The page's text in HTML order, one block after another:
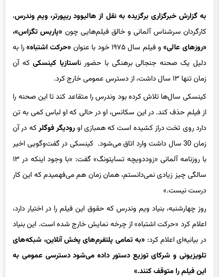
به گزارش خبرگزاری برگزیده به نقل از هالیوود ریپورتر، ویم وندرس،
کارگردان سرشناس آلمانی و خالق فیلم‌هایی چون«پاریس تگزاس»،
«روزهای عالی»و فیلم سال ۱۹۷۵ خود با عنوان «حرکت اشتباه»را به
دلیل یک صحنه جنجالی برهنگی با حضور ناستازیا کینسکی
زمان تنها ۱۳ سال داشت، از دسترس عمومی خارج کرد.
کینسکی سال‌ها تلاش کرده بود وندرس را متقاعد کند تا این صحنه را
از فیلم حذف کند. در این سکانس، او در حالی که او لباس کمی به تن
دارد روی تخت دراز کشیده است که همبازی اورودیگر فوگلرکه در آن
زمان 30 سال داشت وارد اتاق می‌شود. کینسکی در گفت‌وگویی اخیر
با روزنامه آلمانی «زوددویچه تسایتونگ» گفت: «با وجود اینکه در ۱۳
سالگی چیز زیادی نمی‌دانستم، همان زمان هم می‌فهمیدم که این کار
درست نیست.»
روز چهارشنبه، بنیاد ویم وندرس که حقوق این فیلم را در اختیار دارد،
اعلام کرد «حرکت اشتباه» از چرخه نمایش خارج شده است. این بنیاد
در بیانیه‌ای اعلام کرد:«به تمامی پلتفرم‌های پخش آنلاین، شبکه‌های
تلویزیونی و شرکای توزیع دستور داده می‌شود دسترسی عمومی به